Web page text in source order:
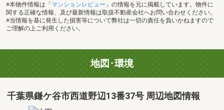
※本物件情報は「 マンションレビュー 」の情報を元に掲載しています。物件に
関する正確な情報、及び最新情報は取扱不動産会社へお問い合わせください。
※当情報を基に発生した損害等について弊社は一切の責任を負いかねますので
ご理解の上ご利用ください。
地図･環境
千葉県鎌ケ谷市西道野辺13番37号 周辺地図情報